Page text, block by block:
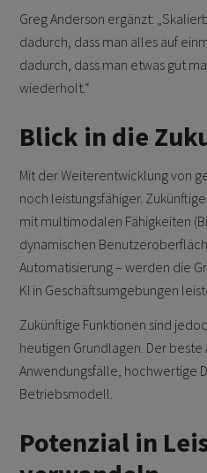
Greg Anderson ergänzt:
dadurch, dass man alles auf
dadurch, dass man etwas gut
wiederholt.“
Blick in die
Mit der Weiterentwicklung von
noch leistungsfähiger.
mit multimodalen Fähigkeiten
dynamischen
Automatisierung – werden die
KI in Geschäftsumgebungen
Zukünftige Funktionen sind
heutigen Grundlagen. Der
Anwendungsfälle, hochwertige
Betriebsmodell.
Potenzial in